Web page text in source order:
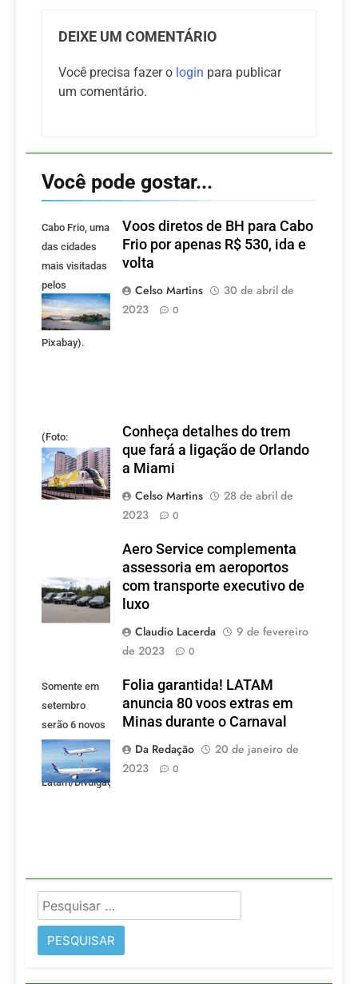
DEIXE UM COMENTÁRIO
Você precisa fazer o login para publicar
um comentário.
Você pode gostar...
Cabo Frio, uma
das cidades
mais visitadas
pelos
mineiros.
(Foto:
Pixabay).
Voos diretos de BH para Cabo
Frio por apenas R$ 530, ida e
volta
Celso Martins
30 de abril de
2023
0
(Foto:
divulgação)
Conheça detalhes do trem
que fará a ligação de Orlando
a Miami
Celso Martins
28 de abril de
2023
0
Aero Service complementa
assessoria em aeroportos
com transporte executivo de
luxo
Claudio Lacerda
9 de fevereiro
de 2023
0
Somente em
setembro
serão 6 novos
voos criados
pela LATAM.
Latam/Divulgação)
Folia garantida! LATAM
anuncia 80 voos extras em
Minas durante o Carnaval
Da Redação
20 de janeiro de
2023
0
Pesquisar
por: